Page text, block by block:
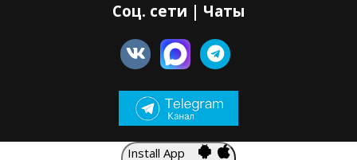
Соц. сети | Чаты
Install App